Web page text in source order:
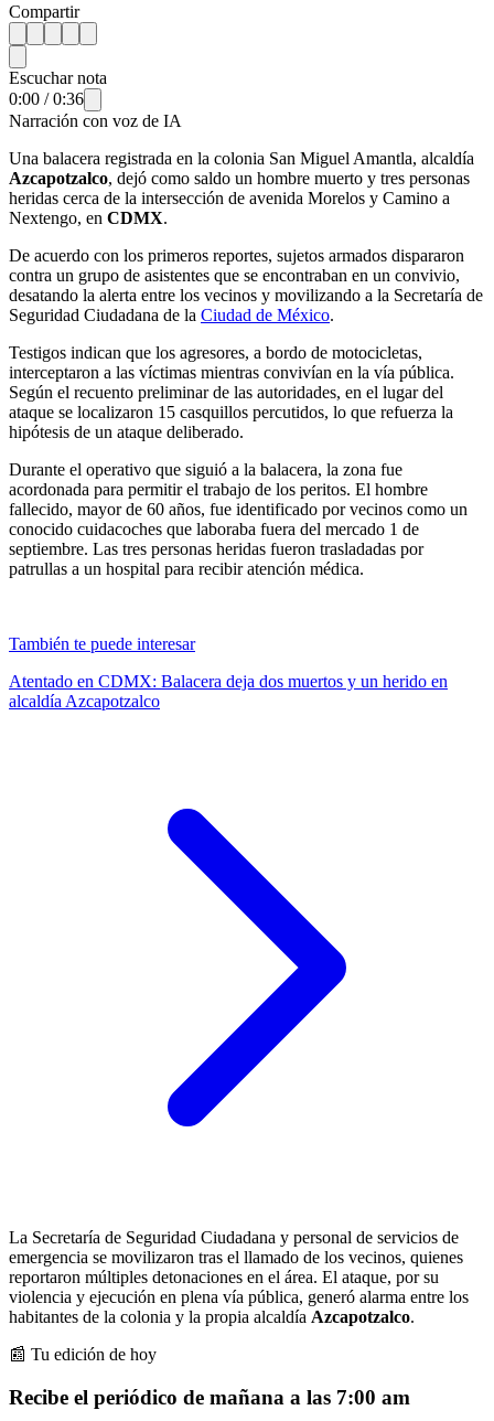
Compartir
Escuchar nota
0:00 /0:36
Narración con voz de IA
Una balacera registrada en la colonia San Miguel Amantla, alcaldía
Azcapotzalco, dejó como saldo un hombre muerto y tres personas
heridas cerca de la intersección de avenida Morelos y Camino a
Nextengo, en CDMX.
De acuerdo con los primeros reportes, sujetos armados dispararon
contra un grupo de asistentes que se encontraban en un convivio,
desatando la alerta entre los vecinos y movilizando a la Secretaría de
Seguridad Ciudadana de la Ciudad de México.
Testigos indican que los agresores, a bordo de motocicletas,
interceptaron a las víctimas mientras convivían en la vía pública.
Según el recuento preliminar de las autoridades, en el lugar del
ataque se localizaron 15 casquillos percutidos, lo que refuerza la
hipótesis de un ataque deliberado.
Durante el operativo que siguió a la balacera, la zona fue
acordonada para permitir el trabajo de los peritos. El hombre
fallecido, mayor de 60 años, fue identificado por vecinos como un
conocido cuidacoches que laboraba fuera del mercado 1 de
septiembre. Las tres personas heridas fueron trasladadas por
patrullas a un hospital para recibir atención médica.
También te puede interesar
Atentado en CDMX: Balacera deja dos muertos y un herido en
alcaldía Azcapotzalco
La Secretaría de Seguridad Ciudadana y personal de servicios de
emergencia se movilizaron tras el llamado de los vecinos, quienes
reportaron múltiples detonaciones en el área. El ataque, por su
violencia y ejecución en plena vía pública, generó alarma entre los
habitantes de la colonia y la propia alcaldía Azcapotzalco.
📰 Tu edición de hoy
Recibe el periódico de mañana a las 7:00 am